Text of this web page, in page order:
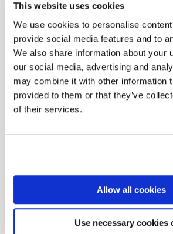
This website uses cookies
We use cookies to personalise
provide social media features and to
We also share information about your
our social media, advertising and
may combine it with other information
provided to them or that they’ve
of their services.
Allow all cookies
Use necessary cookies
flipover
Trainerskit
Lunch KonneKt
food court
Driegangendiner
Overnachting
Ontbijt
Bekijk onze